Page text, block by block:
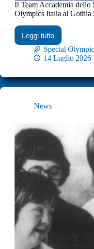
Il Team Accademia dello
Olympics Italia al Gothia
Leggi tutto
Special
14 Luglio 2026
News